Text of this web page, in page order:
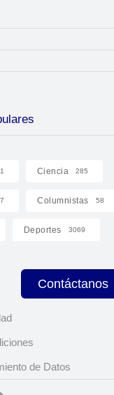
Ciencia 285
Columnistas 58
Deportes 3069
Contáctanos
de Datos